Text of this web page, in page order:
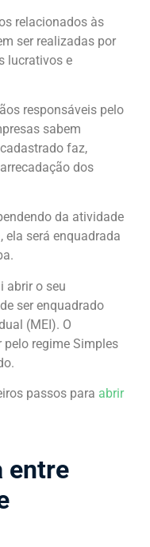
relacionados às
ser realizadas por
lucrativos e
responsáveis pelo
sabem
faz,
dos
da atividade
ela será enquadrada
abrir o seu
ser enquadrado
(MEI). O
regime Simples
passos para abrir
entre